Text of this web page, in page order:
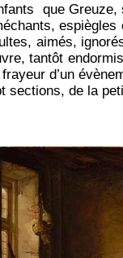
que
aimés,
tantôt
d’un
de la